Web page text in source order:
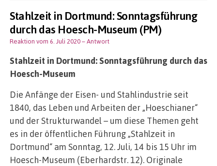
Stahlzeit in Dortmund: Sonntagsführung
durch das Hoesch-Museum (PM)
Reaktion vom 6. Juli 2020– Antwort
Stahlzeit in Dortmund: Sonntagsführung durch das
Hoesch-Museum
Die Anfänge der Eisen- und Stahlindustrie seit
1840, das Leben und Arbeiten der „Hoeschianer“
und der Strukturwandel – um diese Themen geht
es in der öffentlichen Führung „Stahlzeit in
Dortmund“ am Sonntag, 12. Juli, 14 bis 15 Uhr im
Hoesch-Museum (Eberhardstr. 12). Originale